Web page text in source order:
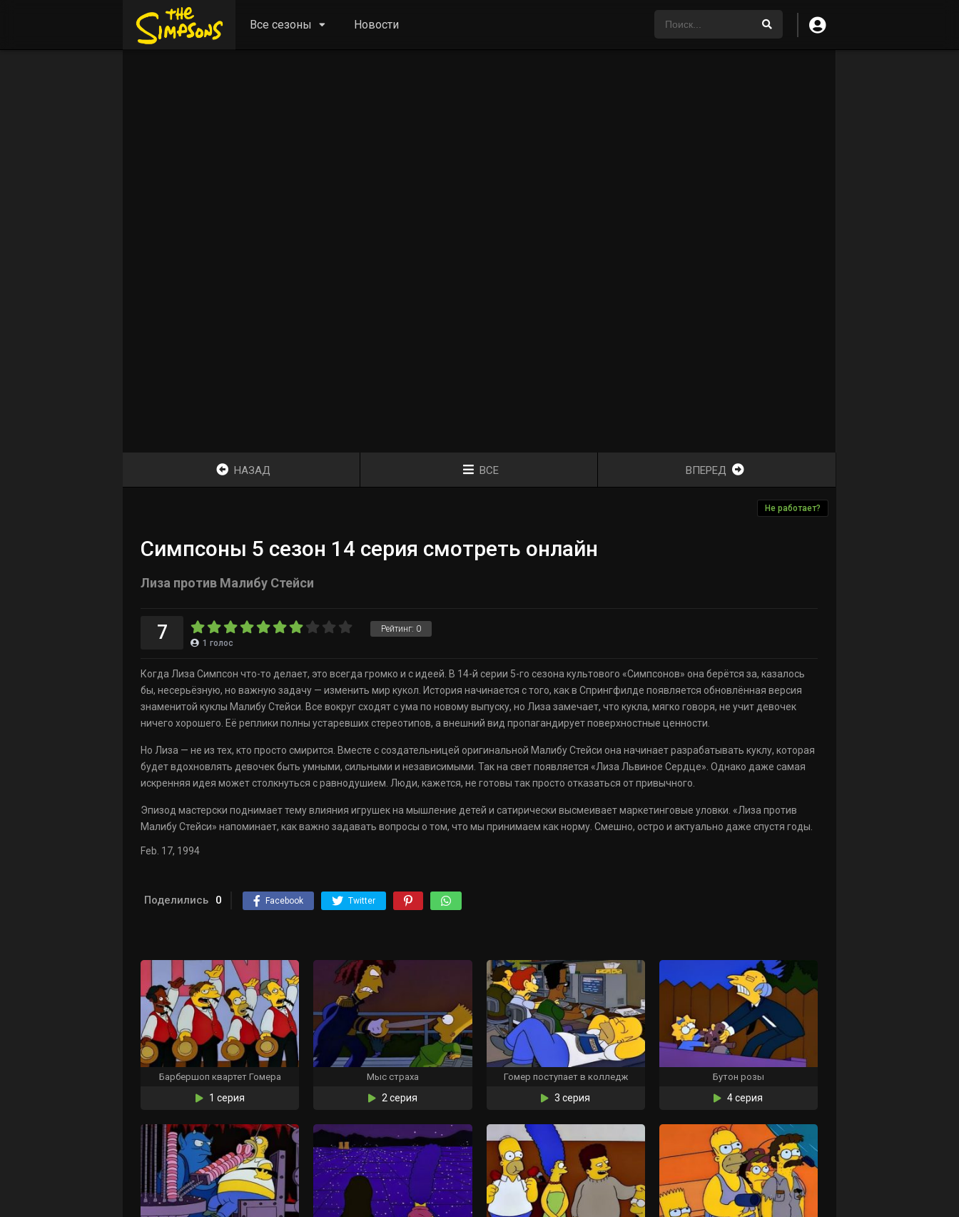
Все сезоны Новости
НАЗАД ВСЕ ВПЕРЕД
Не работает?
Симпсоны 5 сезон 14 серия смотреть онлайн
Лиза против Малибу Стейси
Рейтинг: 0
7 1 голос
Когда Лиза Симпсон что-то делает, это всегда громко и с идеей. В 14-й серии 5-го сезона культового «Симпсонов» она берётся за, казалось
бы, несерьёзную, но важную задачу — изменить мир кукол. История начинается с того, как в Спрингфилде появляется обновлённая версия
знаменитой куклы Малибу Стейси. Все вокруг сходят с ума по новому выпуску, но Лиза замечает, что кукла, мягко говоря, не учит девочек
ничего хорошего. Её реплики полны устаревших стереотипов, а внешний вид пропагандирует поверхностные ценности.
Но Лиза — не из тех, кто просто смирится. Вместе с создательницей оригинальной Малибу Стейси она начинает разрабатывать куклу, которая
будет вдохновлять девочек быть умными, сильными и независимыми. Так на свет появляется «Лиза Львиное Сердце». Однако даже самая
искренняя идея может столкнуться с равнодушием. Люди, кажется, не готовы так просто отказаться от привычного.
Эпизод мастерски поднимает тему влияния игрушек на мышление детей и сатирически высмеивает маркетинговые уловки. «Лиза против
Малибу Стейси» напоминает, как важно задавать вопросы о том, что мы принимаем как норму. Смешно, остро и актуально даже спустя годы.
Feb. 17, 1994
Поделились 0 Facebook Twitter
Барбершоп квартет Гомера
1 серия
Мыс страха
2 серия
Гомер поступает в колледж
3 серия
Бутон розы
4 серия